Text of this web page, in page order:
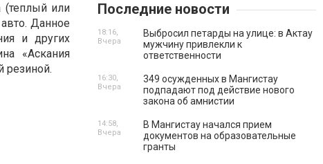
(теплый или
Данное
и других
«Аскания
резиной.
Последние новости
Выбросил петарды на улице: в Актау
мужчину привлекли к
ответственности
18:16,
Вчера
349 осужденных в Мангистау
подпадают под действие нового
закона об амнистии
16:30,
Вчера
В Мангистау начался прием
документов на образовательные
гранты
14:58,
Вчера